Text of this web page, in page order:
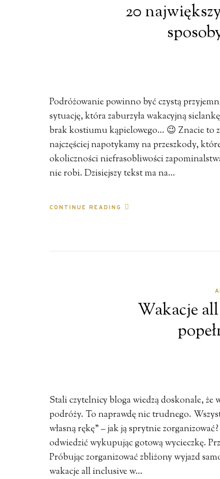
20
Podróżowanie powinno być czystą
sytuację, która zaburzyła wakacyjną
brak kostiumu kąpielowego… 😉 Znacie to
najczęściej napotykamy na przeszkody,
okoliczności niefrasobliwości
nie robi. Dzisiejszy tekst ma na…
CONTINUE READING
Wakacje
Stali czytelnicy bloga wiedzą doskonale,
podróży. To naprawdę nic trudnego.
własną rękę” – jak ją sprytnie
odwiedzić wykupując gotową wycieczkę.
Próbując zorganizować zbliżony wyjazd
wakacje all inclusive w…